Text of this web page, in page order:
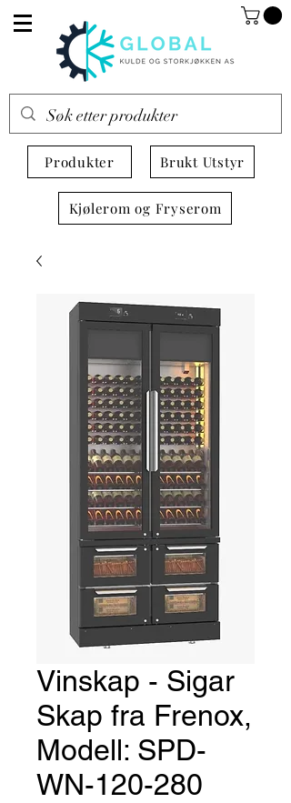
Produkter Brukt Utstyr
Kjølerom og Fryserom
Vinskap - Sigar
Skap fra Frenox,
Modell: SPD-
WN-120-280